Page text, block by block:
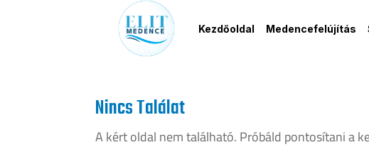
Kezdőoldal Medencefelújítás
Nincs Találat
A kért oldal nem található. Próbáld pontosítani a